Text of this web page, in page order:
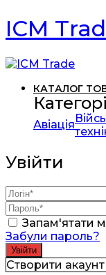
ICM
КАТАЛОГ
Авіація
Увійти
Запам'ятати
Забули пароль?
Створити акаунт